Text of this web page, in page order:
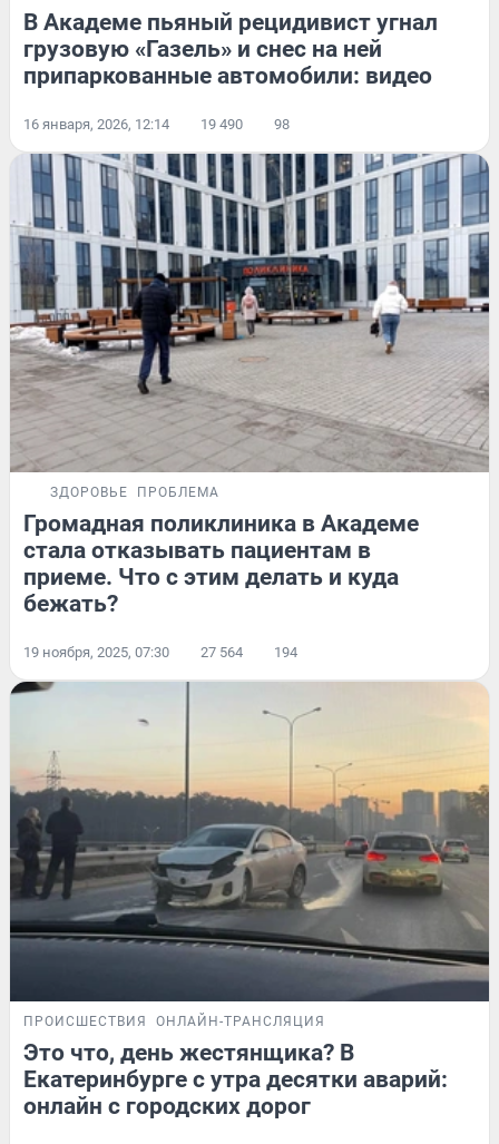
В Академе пьяный рецидивист угнал
грузовую «Газель» и снес на ней
припаркованные автомобили: видео
16 января, 2026, 12:14 19 490 98
ЗДОРОВЬЕ ПРОБЛЕМА
Громадная поликлиника в Академе
стала отказывать пациентам в
приеме. Что с этим делать и куда
бежать?
19 ноября, 2025, 07:30 27 564 194
ПРОИСШЕСТВИЯ ОНЛАЙН-ТРАНСЛЯЦИЯ
Это что, день жестянщика? В
Екатеринбурге с утра десятки аварий:
онлайн с городских дорог